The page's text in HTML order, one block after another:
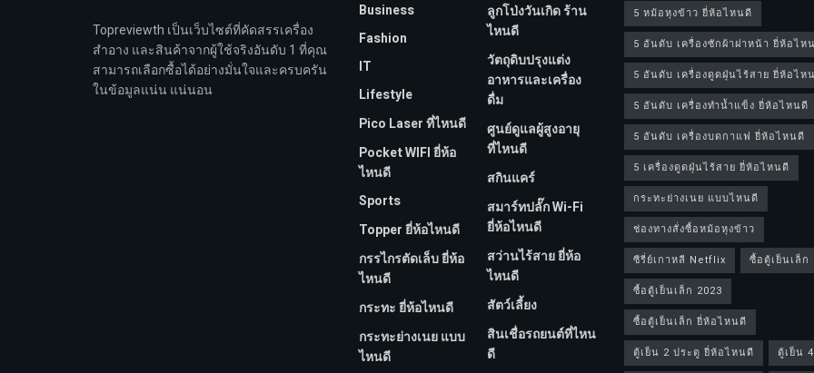
Topreviewth เป็นเว็บไซต์ที่คัดสรรเครื่อง
สำอาง และสินค้าจากผู้ใช้จริงอันดับ 1 ที่คุณ
สามารถเลือกซื้อได้อย่างมั่นใจและครบครัน
ในข้อมูลแน่น แน่นอน
Business
Fashion
IT
Lifestyle
Pico Laser ที่ไหนดี
Pocket WIFI ยี่ห้อ
ไหนดี
Sports
Topper ยี่ห้อไหนดี
กรรไกรตัดเล็บ ยี่ห้อ
ไหนดี
กระทะ ยี่ห้อไหนดี
กระทะย่างเนย แบบ
ไหนดี
ลูกโป่งวันเกิด ร้าน
ไหนดี
วัตถุดิบปรุงแต่ง
อาหารและเครื่อง
ดื่ม
ศูนย์ดูแลผู้สูงอายุ
ที่ไหนดี
สกินแคร์
สมาร์ทปลั๊ก Wi-Fi
ยี่ห้อไหนดี
สว่านไร้สาย ยี่ห้อ
ไหนดี
สัตว์เลี้ยง
สินเชื่อรถยนต์ที่ไหน
ดี
5 หม้อหุงข้าว ยี่ห้อไหนดี
5 อันดับ เครื่องซักผ้าฝาหน้า ยี่ห้อไห
5 อันดับ เครื่องดูดฝุ่นไร้สาย ยี่ห้อไห
5 อันดับ เครื่องทำน้ำแข็ง ยี่ห้อไหนดี
5 อันดับ เครื่องบดกาแฟ ยี่ห้อไหนดี
5 เครื่องดูดฝุ่นไร้สาย ยี่ห้อไหนดี
กระทะย่างเนย แบบไหนดี
ช่องทางสั่งซื้อหม้อหุงข้าว
ซีรี่ย์เกาหลี Netflix
ซื้อตู้เย็นเล็ก
ซื้อตู้เย็นเล็ก 2023
ซื้อตู้เย็นเล็ก ยี่ห้อไหนดี
ตู้เย็น 2 ประตู ยี่ห้อไหนดี
ตู้เย็น